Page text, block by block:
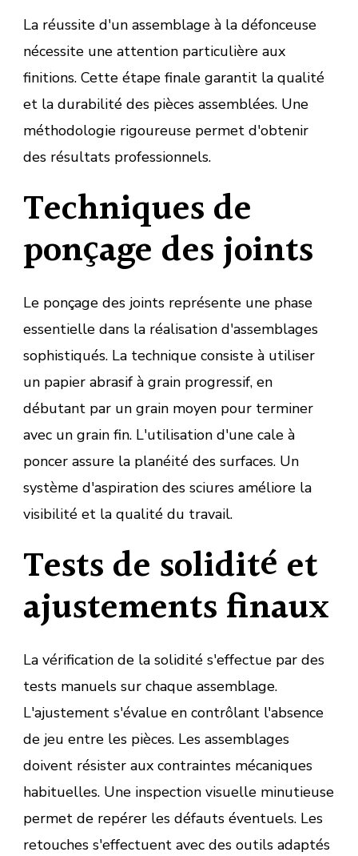
La réussite d'un assemblage à la défonceuse
nécessite une attention particulière aux
finitions. Cette étape finale garantit la qualité
et la durabilité des pièces assemblées. Une
méthodologie rigoureuse permet d'obtenir
des résultats professionnels.
Techniques de
ponçage des joints
Le ponçage des joints représente une phase
essentielle dans la réalisation d'assemblages
sophistiqués. La technique consiste à utiliser
un papier abrasif à grain progressif, en
débutant par un grain moyen pour terminer
avec un grain fin. L'utilisation d'une cale à
poncer assure la planéité des surfaces. Un
système d'aspiration des sciures améliore la
visibilité et la qualité du travail.
Tests de solidité et
ajustements finaux
La vérification de la solidité s'effectue par des
tests manuels sur chaque assemblage.
L'ajustement s'évalue en contrôlant l'absence
de jeu entre les pièces. Les assemblages
doivent résister aux contraintes mécaniques
habituelles. Une inspection visuelle minutieuse
permet de repérer les défauts éventuels. Les
retouches s'effectuent avec des outils adaptés